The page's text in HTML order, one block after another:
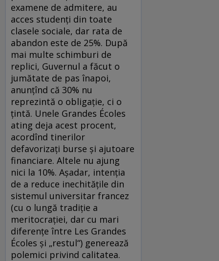
examene de admitere, au
acces studenţi din toate
clasele sociale, dar rata de
abandon este de 25%. După
mai multe schimburi de
replici, Guvernul a făcut o
jumătate de pas înapoi,
anunţînd că 30% nu
reprezintă o obligaţie, ci o
ţintă. Unele Grandes Écoles
ating deja acest procent,
acordînd tinerilor
defavorizaţi burse şi ajutoare
financiare. Altele nu ajung
nici la 10%. Aşadar, intenţia
de a reduce inechităţile din
sistemul universitar francez
(cu o lungă tradiţie a
meritocraţiei, dar cu mari
diferenţe între Les Grandes
Écoles şi „restul“) generează
polemici privind calitatea.